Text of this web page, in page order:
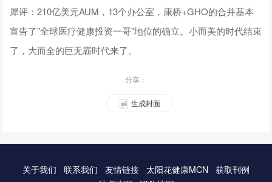
犀评：210亿美元AUM，13个办公室，康桥+GHO的合并基本
宣告了"全球医疗健康投资一哥"地位的确立。小而美的时代结束
了，大而全的巨无霸时代来了。
分享：
生成封面
关于我们 联系我们 友情链接 太阳花健康MCN
获取刊例